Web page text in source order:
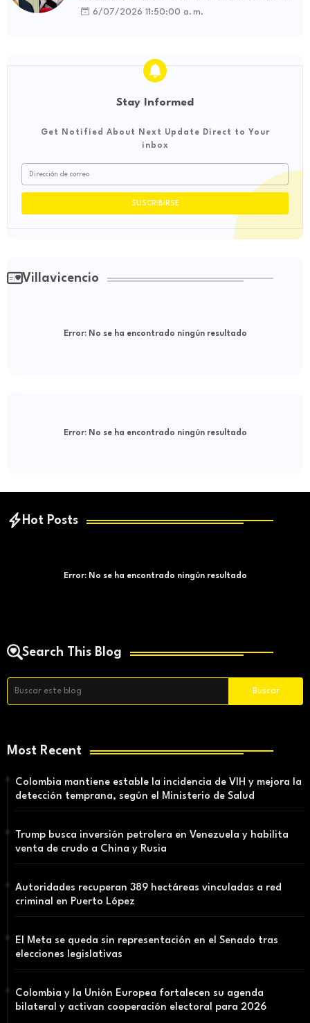
influencia internacional
6/07/2026 11:50:00 a. m.
Stay Informed
Get Notified About Next Update Direct to Your
inbox
Villavicencio
Error:No se ha encontrado ningún resultado
Error:No se ha encontrado ningún resultado
Hot Posts
Error:No se ha encontrado ningún resultado
Search This Blog
Most Recent
Colombia mantiene estable la incidencia de VIH y mejora la
detección temprana, según el Ministerio de Salud
Trump busca inversión petrolera en Venezuela y habilita
venta de crudo a China y Rusia
Autoridades recuperan 389 hectáreas vinculadas a red
criminal en Puerto López
El Meta se queda sin representación en el Senado tras
elecciones legislativas
Colombia y la Unión Europea fortalecen su agenda
bilateral y activan cooperación electoral para 2026